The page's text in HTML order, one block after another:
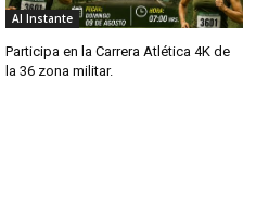
Al Instante
Participa en la Carrera Atlética 4K de
la 36 zona militar.